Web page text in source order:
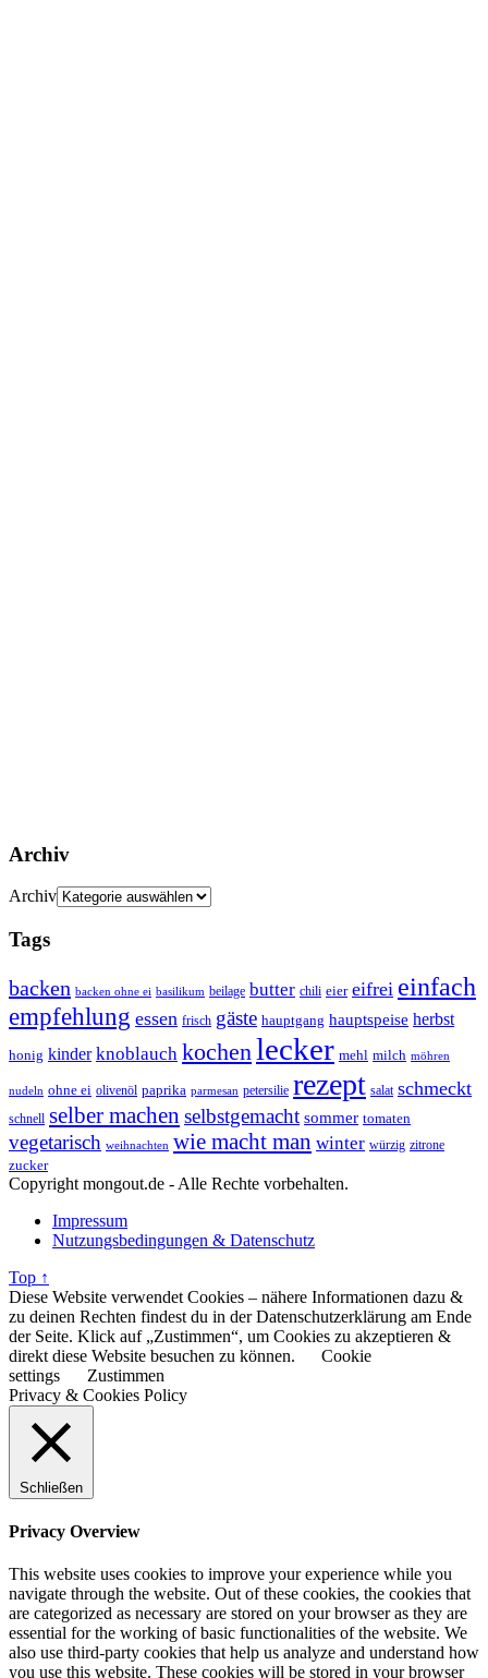
Archiv
Archiv
Tags
backen backen ohne ei basilikum beilage butter chili eier eifrei einfach
empfehlung essen frisch gäste hauptgang hauptspeise herbst
honig kinder knoblauch kochen lecker mehl milch möhren
nudeln ohne ei olivenöl paprika parmesan petersilie rezept salat schmeckt
schnell selber machen selbstgemacht sommer tomaten
vegetarisch weihnachten wie macht man winter würzig zitrone
zucker
Copyright mongout.de - Alle Rechte vorbehalten.
Impressum
Nutzungsbedingungen & Datenschutz
Top ↑
Diese Website verwendet Cookies – nähere Informationen dazu &
zu deinen Rechten findest du in der Datenschutzerklärung am Ende
der Seite. Klick auf „Zustimmen“, um Cookies zu akzeptieren &
direkt diese Website besuchen zu können.
Cookie
settings
Zustimmen
Privacy & Cookies Policy
Schließen
Privacy Overview
This website uses cookies to improve your experience while you
navigate through the website. Out of these cookies, the cookies that
are categorized as necessary are stored on your browser as they are
essential for the working of basic functionalities of the website. We
also use third-party cookies that help us analyze and understand how
you use this website. These cookies will be stored in your browser